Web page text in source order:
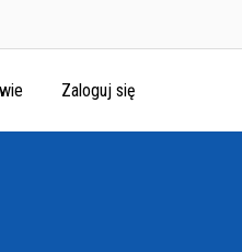
Zaloguj się